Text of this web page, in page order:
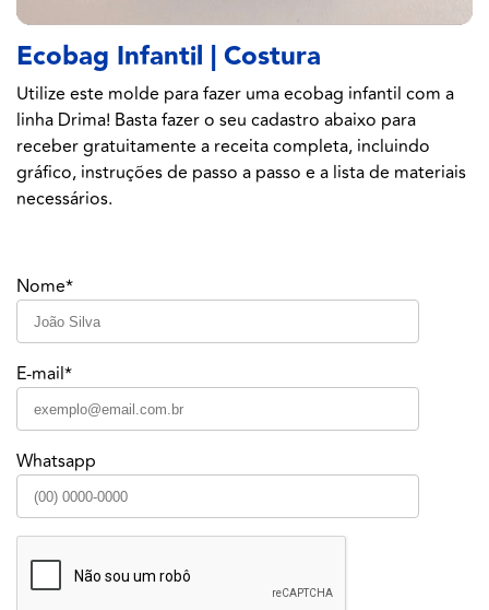
Ecobag Infantil | Costura
Utilize este molde para fazer uma ecobag infantil com a
linha Drima! Basta fazer o seu cadastro abaixo para
receber gratuitamente a receita completa, incluindo
gráfico, instruções de passo a passo e a lista de materiais
necessários.
Nome*
E-mail*
Whatsapp